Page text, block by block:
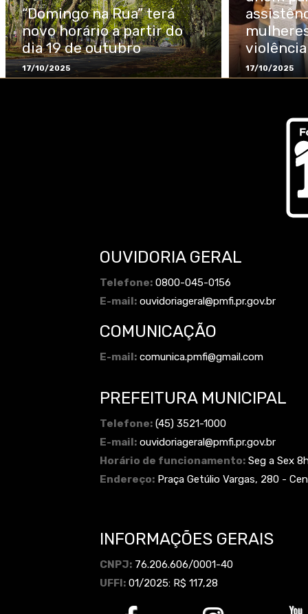
“Domingo na Rua” terá
novo horário a partir do
dia 19 de outubro
17/10/2025 17/10/2025
OUVIDORIA GERAL
Telefone: 0800-045-0156
E-mail: ouvidoriageral@pmfi.pr.gov.br
COMUNICAÇÃO
E-mail: comunica.pmfi@gmail.com
PREFEITURA MUNICIPAL
Telefone: (45) 3521-1000
E-mail: ouvidoriageral@pmfi.pr.gov.br
Horário de funcionamento: Seg a Sex
Endereço: Praça Getúlio Vargas, 280 -
INFORMAÇÕES GERAIS
CNPJ: 76.206.606/0001-40
UFFI: 01/2025: R$ 117,28